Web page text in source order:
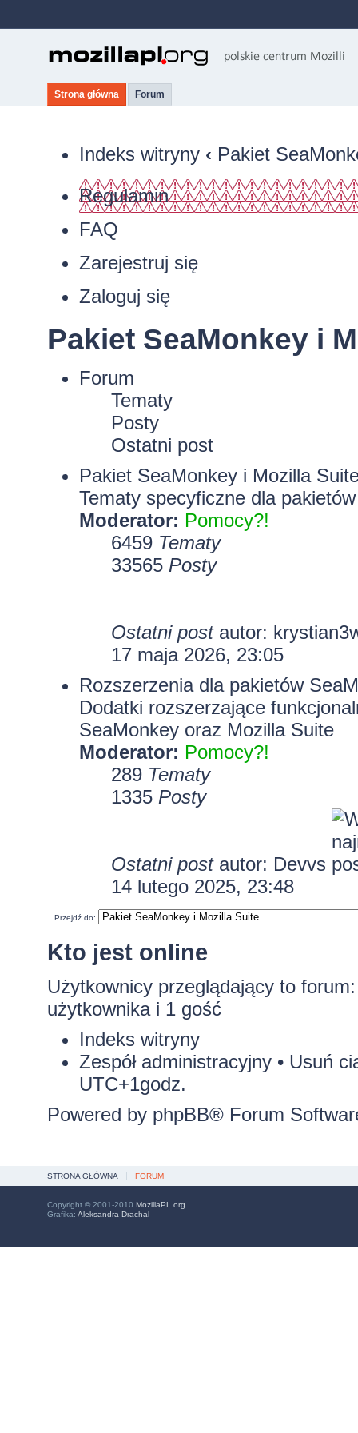
Strona główna Forum
Indeks witryny ‹ Pakiet
Regulamin
FAQ
Zarejestruj się
Zaloguj się
Pakiet SeaMonkey i
Forum
Tematy
Posty
Ostatni post
Pakiet SeaMonkey i Mozilla
Tematy specyficzne dla
Moderator: Pomocy?!
6459 Tematy
33565 Posty
Ostatni postautor:
17 maja 2026, 23:05
Rozszerzenia dla pakietów
Dodatki rozszerzające
SeaMonkey oraz Mozilla Suite
Moderator: Pomocy?!
289 Tematy
1335 Posty
Ostatni postautor: Devvs
14 lutego 2025, 23:48
Przejdź do:
Kto jest online
Użytkownicy przeglądający to
użytkownika i 1 gość
Indeks witryny
Zespół administracyjny• Usuń
UTC+1godz.
Powered by phpBB® Forum
STRONA GŁÓWNA FORUM
Copyright © 2001-2010 MozillaPL.org
Grafika: Aleksandra Drachal